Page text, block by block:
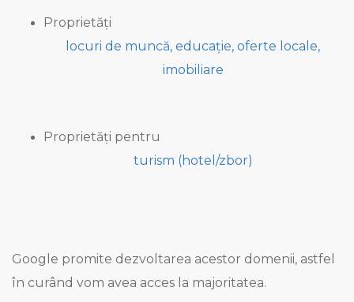
Proprietăți
locuri de muncă, educație, oferte locale,
imobiliare
Proprietăți pentru
turism (hotel/zbor)
Google promite dezvoltarea acestor domenii, astfel
în curând vom avea acces la majoritatea.